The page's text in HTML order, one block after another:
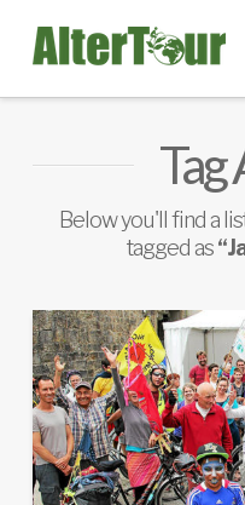
Tag
Below you'll find a
tagged as